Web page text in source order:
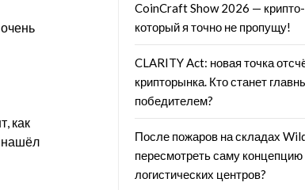
как
нашёл
CoinCraft Show 2026 —
который я точно не пропущу!
CLARITY Act: новая точка
крипторынка. Кто станет
победителем?
После пожаров на складах
пересмотреть саму концепцию
логистических центров?